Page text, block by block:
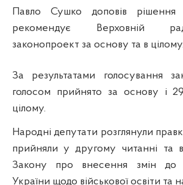
Павло Сушко доповів рішення
рекомендує Верховній
законопроект за основу та в цілому.
За результатами голосування
голосом прийнято за основу і
цілому.
Народні депутати розглянули
прийняли у другому читанні та
Закону про внесення змін до
України щодо військової освіти та